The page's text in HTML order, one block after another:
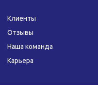
Клиенты
Отзывы
Наша команда
Карьера